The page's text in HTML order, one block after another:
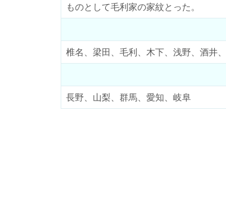
ものとして毛利家の家紋とった。
椎名、梁田、毛利、木下、浅野、酒井
長野、山梨、群馬、愛知、岐阜